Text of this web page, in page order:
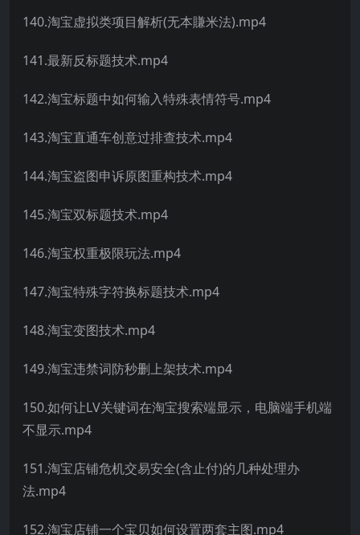
140.淘宝虚拟类项目解析(无本賺米法).mp4
141.最新反标题技术.mp4
142.淘宝标题中如何输入特殊表情符号.mp4
143.淘宝直通车创意过排查技术.mp4
144.淘宝盗图申诉原图重构技术.mp4
145.淘宝双标题技术.mp4
146.淘宝权重极限玩法.mp4
147.淘宝特殊字符换标题技术.mp4
148.淘宝变图技术.mp4
149.淘宝违禁词防秒删上架技术.mp4
150.如何让LV关键词在淘宝搜索端显示，电脑端手机端
不显示.mp4
151.淘宝店铺危机交易安全(含止付)的几种处理办
法.mp4
152.淘宝店铺一个宝贝如何设置两套主图.mp4